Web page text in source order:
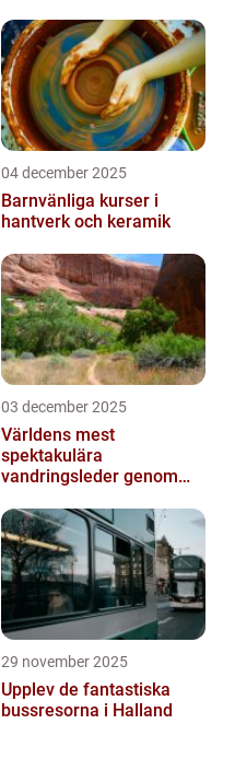
04 december 2025
Barnvänliga kurser i
hantverk och keramik
03 december 2025
Världens mest
spektakulära
vandringsleder genom
29 november 2025
Upplev de fantastiska
bussresorna i Halland